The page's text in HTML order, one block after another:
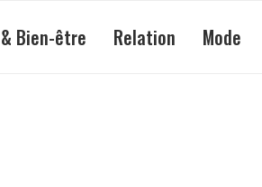
Bien-être Relation Mode